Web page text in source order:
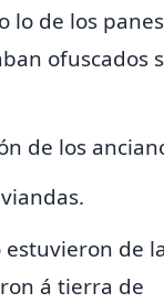
lo de los
ofuscados
de los
estuvieron de
á tierra de